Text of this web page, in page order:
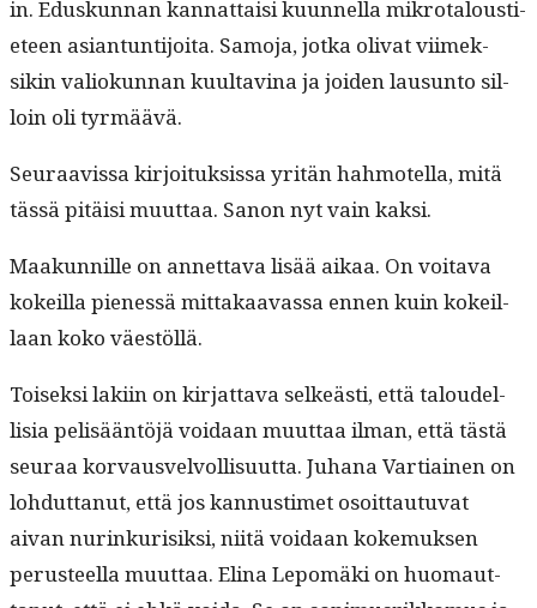
in. Eduskun­nan kan­nat­taisi kuun­nel­la mikro­talousti­
eteen asiantun­ti­joi­ta. Samo­ja, jot­ka oli­vat viimek­
sikin valiokun­nan kuul­tavina ja joiden lausun­to sil­
loin oli tyrmäävä.
Seu­raavis­sa kir­joituk­sis­sa yritän hah­motel­la, mitä
tässä pitäisi muut­taa. Sanon nyt vain kaksi.
Maakun­nille on annet­ta­va lisää aikaa. On voita­va
kokeil­la pienessä mit­takaavas­sa ennen kuin kokeil­
laan koko väestöllä.
Toisek­si laki­in on kir­jat­ta­va selkeästi, että taloudel­
lisia pelisään­töjä voidaan muut­taa ilman, että tästä
seu­raa kor­vausvelvol­lisu­ut­ta. Juhana Var­ti­ainen on
lohdut­tanut, että jos kan­nus­timet osoit­tau­tu­vat
aivan nurinkurisik­si, niitä voidaan koke­muk­sen
perus­teel­la muut­taa. Eli­na Lep­omä­ki on huo­maut­